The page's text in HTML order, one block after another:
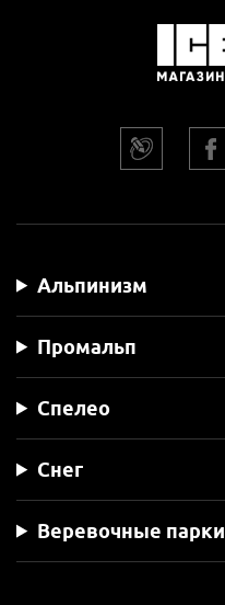
Альпинизм
Промальп
Спелео
Снег
Веревочные парки